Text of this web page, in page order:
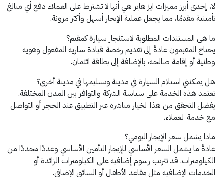
لا، إحدى أبرز مميزات ايز هاير هي أنها لا تشترط على العملاء دفع أي مبالغ
تأمينية مقدمًا، مما يجعل عملية الإيجار أسهل وأكثر مرونة.
ما هي المستندات المطلوبة لاستئجار سيارة كمقيم؟
يحتاج المقيمون عادةً إلى تقديم رخصة قيادة سارية المفعول وهوية
وطنية أو إقامة صالحة، بالإضافة إلى بطاقة ائتمان.
هل يمكنني استلام السيارة في مدينة وتسليمها في مدينة أخرى؟
تعتمد هذه الخدمة على سياسة الشركة والتوافر بين المدن المختلفة.
يفضل التحقق من هذا الخيار مباشرة عبر التطبيق عند الحجز أو التواصل
مع خدمة العملاء.
ماذا يشمل سعر الإيجار اليومي؟
عادةً ما يشمل السعر الأساسي للإيجار التأمين الأساسي وعددًا محددًا من
الكيلومترات. قد تترتب رسوم إضافية على الكيلومترات الزائدة أو
الخدمات الإضافية مثل مقاعد الأطفال أو السائق الإضافي.